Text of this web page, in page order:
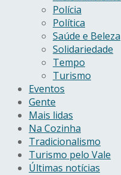
Polícia
Política
Saúde e Beleza
Solidariedade
Tempo
Turismo
Eventos
Gente
Mais lidas
Na Cozinha
Tradicionalismo
Turismo pelo Vale
Últimas notícias